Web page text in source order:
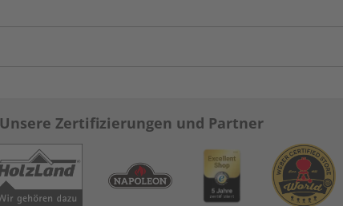
Unsere Zertifizierungen und Partner